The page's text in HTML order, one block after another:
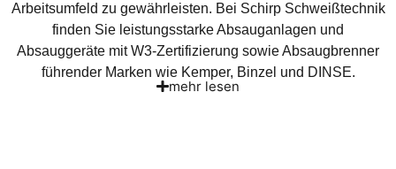
Arbeitsumfeld zu gewährleisten. Bei Schirp Schweißtechnik
finden Sie leistungsstarke Absauganlagen und
Absauggeräte mit W3-Zertifizierung sowie Absaugbrenner
führender Marken wie Kemper, Binzel und DINSE.
mehr lesen